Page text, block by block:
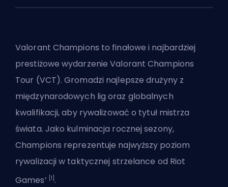
Valorant Champions to finałowe i najbardziej
prestiżowe wydarzenieValorantChampions
Tour (VCT). Gromadzi najlepsze drużyny z
międzynarodowych lig oraz globalnych
kwalifikacji, aby rywalizować o tytuł mistrza
świata. Jako kulminacja rocznej sezony,
Champions reprezentuje najwyższy poziom
rywalizacji w taktycznej strzelance od Riot
Games’ [1] .